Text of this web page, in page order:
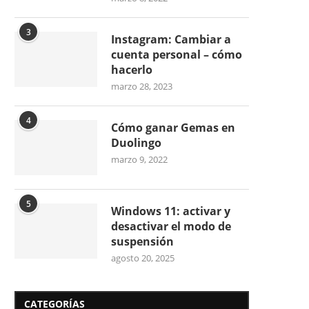
3
Instagram: Cambiar a
cuenta personal – cómo
hacerlo
marzo 28, 2023
4
Cómo ganar Gemas en
Duolingo
marzo 9, 2022
5
Windows 11: activar y
desactivar el modo de
suspensión
agosto 20, 2025
CATEGORÍAS